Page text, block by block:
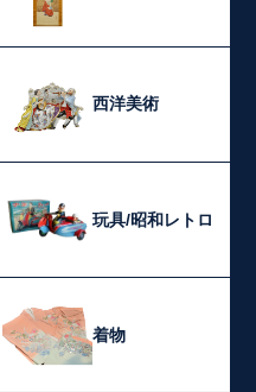
西洋美術
玩具/昭和レトロ
着物